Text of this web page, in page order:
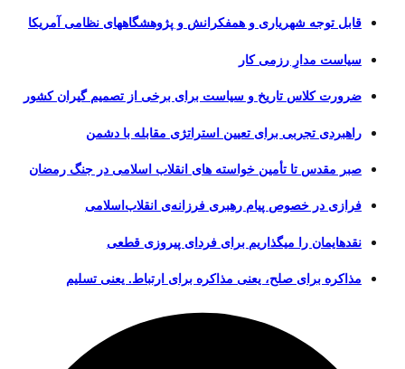
قابل توجه شهریاری و همفکرانش و پژوهشگاههای نظامی آمریکا
سیاست مدارِ رزمی کار
ضرورت کلاس تاریخ و سیاست برای برخی از تصمیم گیران کشور
راهبردی تجربی برای تعیین استراتژی مقابله با دشمن
صبر مقدس تا تأمین خواسته های انقلاب اسلامی در جنگ رمضان
فرازی در خصوص پیام رهبری فرزانه‌ی انقلاب‌اسلامی
نقدهایمان را میگذاریم برای فردای پیروزی قطعی
مذاکره برای صلح، یعنی مذاکره برای ارتباط. یعنی تسلیم